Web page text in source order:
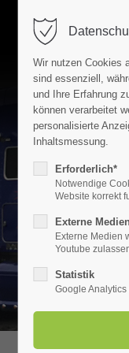
Login
Benutzername
Passwort
Anmelden
Register|Lost
Wir nutzen Cookies
sind essenziell,
und Ihre Erfahrung
können verarbeitet
personalisierte
Inhaltsmessung.
Erforderlich*
Notwendige
Website korrekt
Externe Medien
Externe Medien
Youtube
Statistik
Google